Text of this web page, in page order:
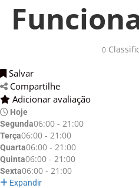
0
Salvar
Compartilhe
Adicionar avaliação
Hoje
Segunda06:00 - 21:00
Terça06:00 - 21:00
Quarta06:00 - 21:00
Quinta06:00 - 21:00
Sexta06:00 - 21:00
Expandir